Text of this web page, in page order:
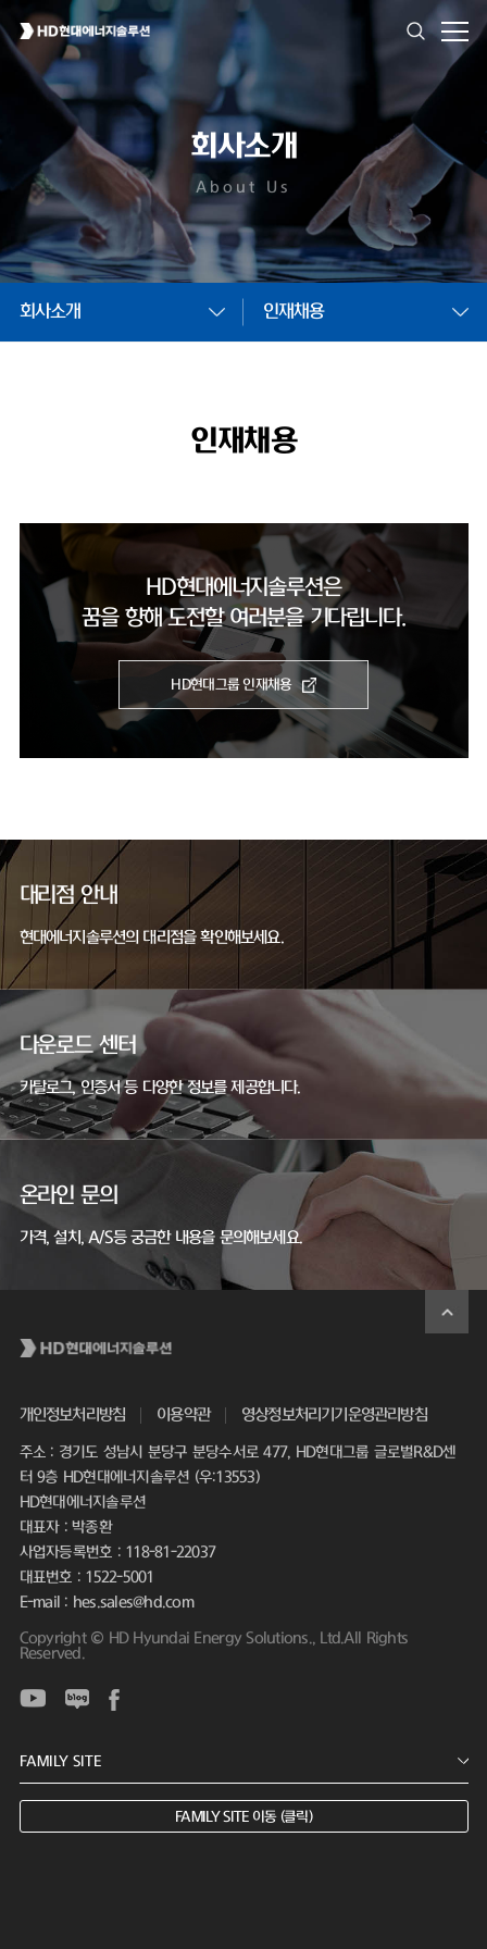
회사소개
About Us
회사소개 인재채용
인재채용
HD현대에너지솔루션은
꿈을 향해 도전할 여러분을 기다립니다.
HD현대그룹 인재채용
대리점 안내
현대에너지솔루션의 대리점을 확인해보세요.
다운로드 센터
카탈로그, 인증서 등 다양한 정보를 제공합니다.
온라인 문의
가격, 설치, A/S등 궁금한 내용을 문의해보세요.
개인정보처리방침 이용약관 영상정보처리기기운영관리방침
주소 : 경기도 성남시 분당구 분당수서로 477, HD현대그룹 글로벌R&D센
터 9층 HD현대에너지솔루션 (우:13553)
HD현대에너지솔루션
대표자 : 박종환
사업자등록번호 : 118-81-22037
대표번호 : 1522-5001
E-mail : hes.sales@hd.com
Copyright © HD Hyundai Energy Solutions., Ltd.All Rights
Reserved.
FAMILY SITE 이동 (클릭)